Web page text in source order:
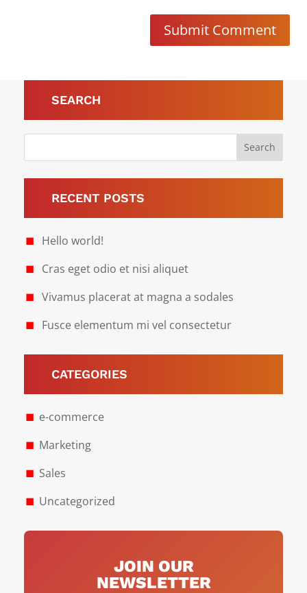
Submit Comment
SEARCH
RECENT POSTS
Hello world!
Cras eget odio et nisi aliquet
Vivamus placerat at magna a sodales
Fusce elementum mi vel consectetur
CATEGORIES
e-commerce
Marketing
Sales
Uncategorized
JOIN OUR
NEWSLETTER